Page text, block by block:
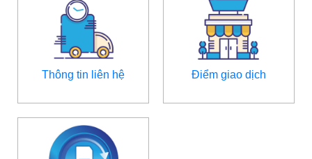
Thông tin liên hệ Điểm giao dịch